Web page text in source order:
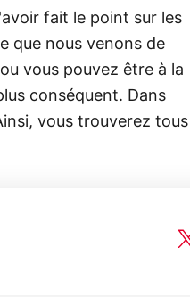
fait le point sur les
que nous venons de
vous pouvez être à la
conséquent. Dans
vous trouverez tous